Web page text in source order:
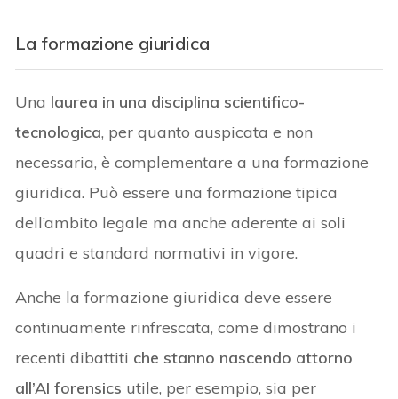
La formazione giuridica
Una laurea in una disciplina scientifico-
tecnologica, per quanto auspicata e non
necessaria, è complementare a una formazione
giuridica. Può essere una formazione tipica
dell’ambito legale ma anche aderente ai soli
quadri e standard normativi in vigore.
Anche la formazione giuridica deve essere
continuamente rinfrescata, come dimostrano i
recenti dibattiti che stanno nascendo attorno
all’AI forensics utile, per esempio, sia per